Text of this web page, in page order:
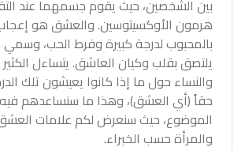
بين الشخصين، حيث يقوم جسمهما عند
هرمون الأوكسيتوسين. والعشق هو
بالمحبوب لدرجة كبيرة وفرط الحب، وسمي
يلتصق بقلب وكيان العاشق. يتساءل
والنساء حول ما إذا كانوا يعيشون تلك
حقاً (أي العشق)، وهذا ما سنساعدهم
الموضوع، حيث سنعرض لكم علامات
والمرأة حسب الخبراء.